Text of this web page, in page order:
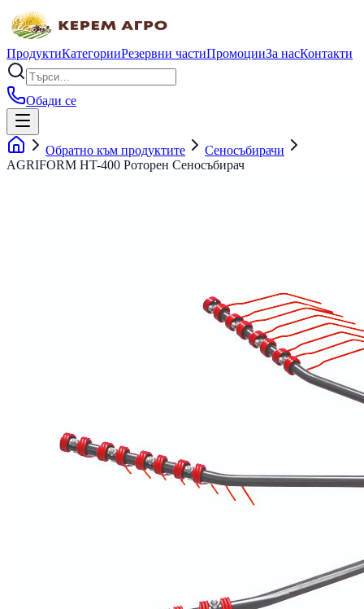
ПродуктиКатегорииРезервни частиПромоцииЗа насКонтакти
Обади се
Обратно към продуктите
Сеносъбирачи
AGRIFORM HT-400 Роторен Сеносъбирач